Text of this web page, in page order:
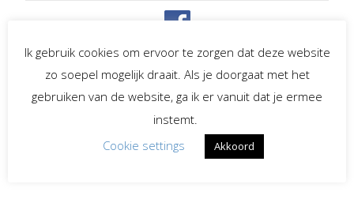
Spreekster bij uitvaarten
Begeleiding bij
verlies en rouw
Ik gebruik cookies om ervoor te zorgen dat deze website
zo soepel mogelijk draait. Als je doorgaat met het
gebruiken van de website, ga ik er vanuit dat je ermee
instemt.
Cookie settings
Akkoord